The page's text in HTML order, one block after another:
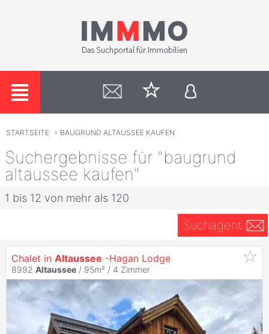
STARTSEITE › BAUGRUND ALTAUSSEE KAUFEN
Suchergebnisse für "baugrund
altaussee kaufen"
1 bis 12 von mehr als 120
Suchagent
Chalet in Altaussee -Hagan Lodge
8992 Altaussee / 95m² / 4 Zimmer